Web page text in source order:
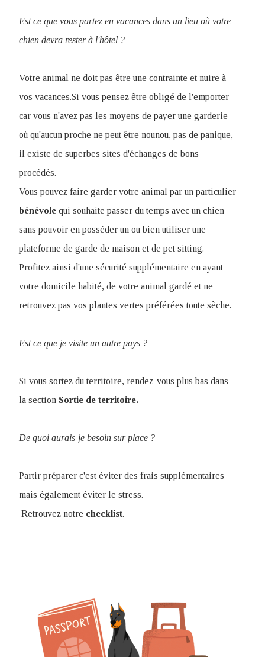
Est ce que vous partez en vacances dans un lieu où votre
chien devra rester à l'hôtel ?
Votre animal ne doit pas être une contrainte et nuire à
vos vacances.Si vous pensez être obligé de l'emporter
car vous n'avez pas les moyens de payer une garderie
où qu'aucun proche ne peut être nounou, pas de panique,
il existe de superbes sites d'échanges de bons
procédés.
Vous pouvez faire garder votre animal par un particulier
bénévole qui souhaite passer du temps avec un chien
sans pouvoir en posséder un ou bien utiliser une
plateforme de garde de maison et de pet sitting.
Profitez ainsi d'une sécurité supplémentaire en ayant
votre domicile habité, de votre animal gardé et ne
retrouvez pas vos plantes vertes préférées toute sèche.
Est ce que je visite un autre pays ?
Si vous sortez du territoire, rendez-vous plus bas dans
la section Sortie de territoire.
De quoi aurais-je besoin sur place ?
Partir préparer c'est éviter des frais supplémentaires
mais également éviter le stress.
Retrouvez notre checklist.